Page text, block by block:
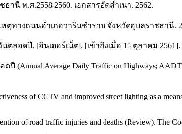
พ.ศ.2558-2560. เอกสารอัดสำเนา. 2562.
ตุทางถนนอำเภอวารินชำราบ จังหวัดอุบลราชธานี.
อดปี. [อินเตอร์เน็ต]. [เข้าถึงเมื่อ 15 ตุลาคม 2561].
Average Daily Traffic on Highways;
of CCTV and improved street lighting as a
of road traffic injuries and deaths (Review). The